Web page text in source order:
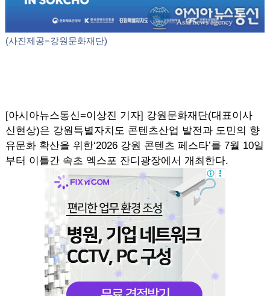
(사진제공=강원문화재단)
[아시아뉴스통신=이상진 기자] 강원문화재단(대표이사
신현상)은 강원특별자치도 콘텐츠산업 발전과 도민의 향
유문화 확산을 위한‘2026 강원 콘텐츠 페스타’를 7월 10일
부터 이틀간 속초 엑스포 잔디광장에서 개최한다.